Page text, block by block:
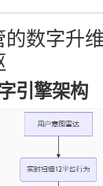
数字升
引擎架构